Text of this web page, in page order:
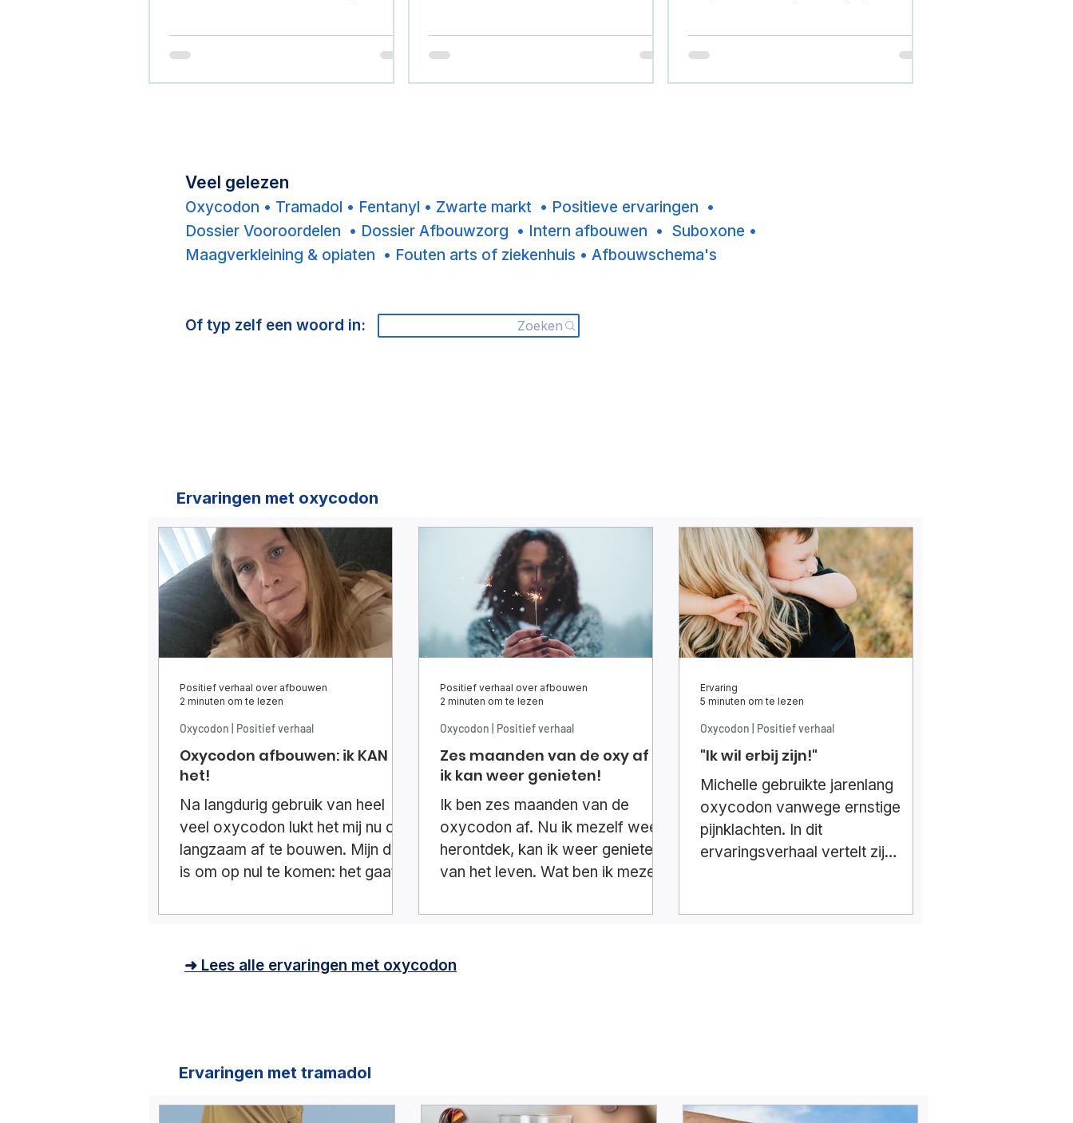
verkeerde diagnoses,
verslavingszorg, bijkopen op de
uitvalsverschijnselen, mijn baan ben
ik kwijtgeraakt door mijn ziek zijn.
voorkomende vragen over
oxycodon afbouwen,
antwoord.🩵 Ik zit op een lage
dosering oxycodon maar het lukt me
niet om verder af te bou
Veel gelezen
Oxycodon • Tramadol • Fentanyl • Zwarte markt • Positieve ervaringen •
Dossier Vooroordelen • Dossier Afbouwzorg • Intern afbouwen • Suboxone •
Maagverkleining & opiaten • Fouten arts of ziekenhuis • Afbouwschema's
Of typ zelf een woord in: Zoeken
Ervaringen met oxycodon
Oxycodon afbouwen: ik KAN
het!
Na langdurig gebruik van heel
veel oxycodon lukt het mij nu om
langzaam af te bouwen. Mijn doel
is om op nul te komen: het gaat
Oxycodon | Positief verhaal
Positief verhaal over afbouwen
2 minuten om te lezen
Zes maanden van de oxy af -
ik kan weer genieten!
Ik ben zes maanden van de
oxycodon af. Nu ik mezelf weer
herontdek, kan ik weer genieten
van het leven. Wat ben ik mezelf
Oxycodon | Positief verhaal
Positief verhaal over afbouwen
2 minuten om te lezen
"Ik wil erbij zijn!"
Michelle gebruikte jarenlang
oxycodon vanwege ernstige
pijnklachten. In dit
ervaringsverhaal vertelt zij
moederschap en de steun van
Oxycodon | Positief verhaal
Ervaring
5 minuten om te lezen
➜ Lees alle ervaringen met oxycodon
Ervaringen met tramadol